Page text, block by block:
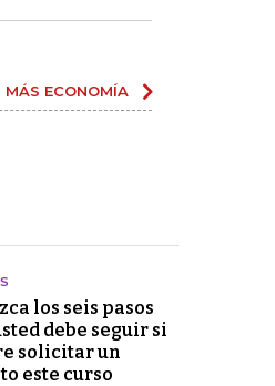
MÁS ECONOMÍA
los seis pasos
debe seguir si
solicitar un
este curso